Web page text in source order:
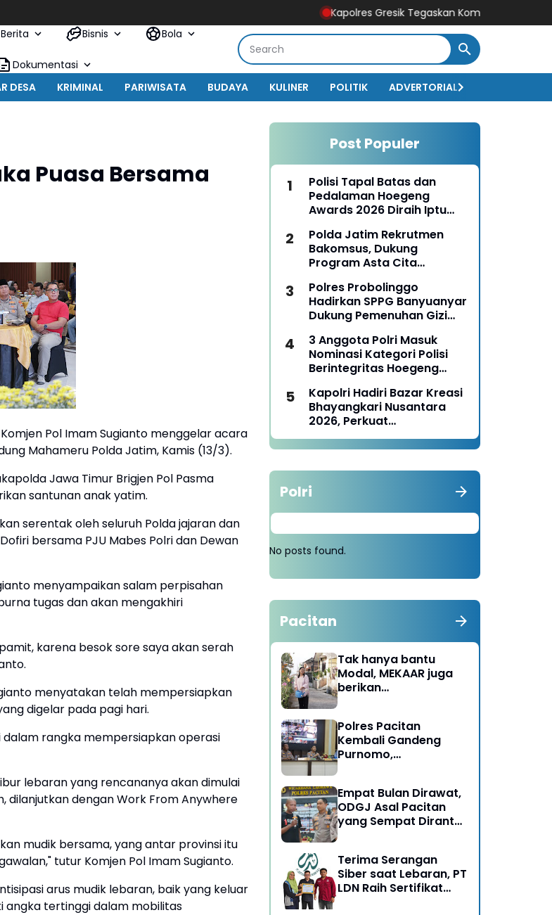
Kapolres Gresik Tegaskan Komitmen Polri Dukung
Berita Bisnis Bola
Dokumentasi
DESA KRIMINAL PARIWISATA BUDAYA KULINER POLITIK ADVERTORIAL
Puasa Bersama
Pol Imam Sugianto menggelar acara
Mahameru Polda Jatim, Kamis (13/3).
Jawa Timur Brigjen Pol Pasma
santunan anak yatim.
serentak oleh seluruh Polda jajaran dan
bersama PJU Mabes Polri dan Dewan
menyampaikan salam perpisahan
tugas dan akan mengakhiri
karena besok sore saya akan serah
menyatakan telah mempersiapkan
digelar pada pagi hari.
rangka mempersiapkan operasi
lebaran yang rencananya akan dimulai
dilanjutkan dengan Work From Anywhere
mudik bersama, yang antar provinsi itu
tutur Komjen Pol Imam Sugianto.
arus mudik lebaran, baik yang keluar
angka tertinggi dalam mobilitas
Post Populer
Polisi Tapal Batas dan
Pedalaman Hoegeng
Awards 2026 Diraih Iptu
Pengabdian Humanis di
Nduga
Polda Jatim Rekrutmen
Bakomsus, Dukung
Program Asta Cita
Polres Probolinggo
Hadirkan SPPG Banyuanyar
Dukung Pemenuhan Gizi
3 Anggota Polri Masuk
Nominasi Kategori Polisi
Berintegritas Hoegeng
Kapolri Hadiri Bazar Kreasi
Bhayangkari Nusantara
2026, Perkuat
Pemberdayaan UMKM dan
Budaya Lokal
Polri
No posts found.
Pacitan
Tak hanya bantu
Modal, MEKAAR juga
berikan
Dapur Tetap Ngebul
Polres Pacitan
Kembali Gandeng
Purnomo,
Rehabilitasi
Empat Bulan Dirawat,
ODGJ Asal Pacitan
yang Sempat Dirantai
Terima Serangan
Siber saat Lebaran, PT
LDN Raih Sertifikat